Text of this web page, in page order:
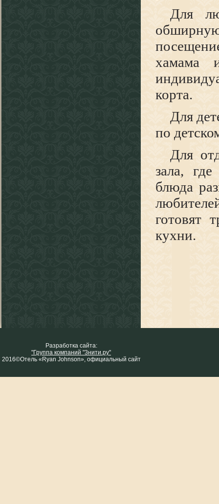
Для
хамама
корта.
Для
по
Для
зала,
блюда
готовят
кухни.
Разработка сайта:
"Группа компаний "3нити.ру"
2016©Отель «Ryan Johnson», официальный сайт